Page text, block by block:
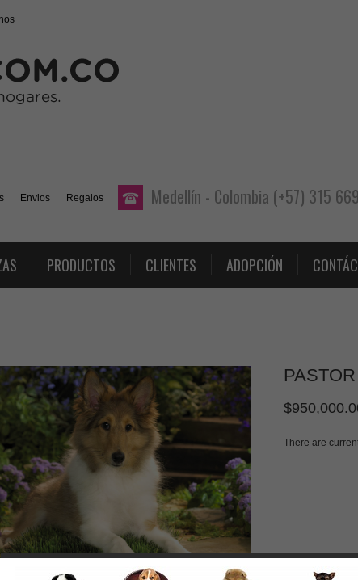
Medellín - Colombia (+57) 315
Envios Regalos
PRODUCTOS CLIENTES ADOPCIÓN
There are